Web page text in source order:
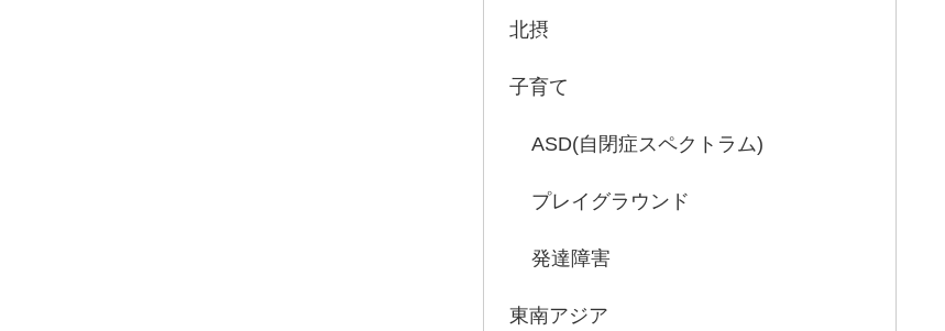
北摂
子育て
ASD(自閉症スペクトラム)
プレイグラウンド
発達障害
東南アジア